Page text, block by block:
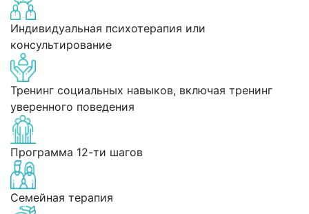
Индивидуальная психотерапия или
консультирование
Тренинг социальных навыков, включая тренинг
уверенного поведения
Программа 12-ти шагов
Семейная терапия